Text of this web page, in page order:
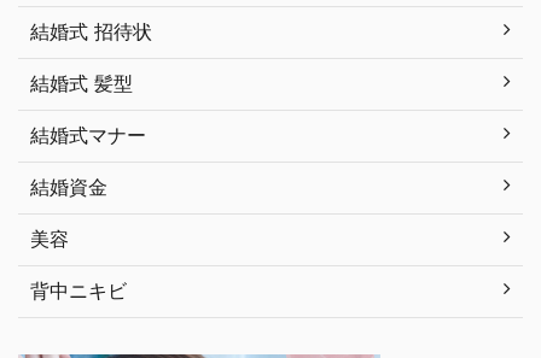
結婚式 招待状
結婚式 髪型
結婚式マナー
結婚資金
美容
背中ニキビ